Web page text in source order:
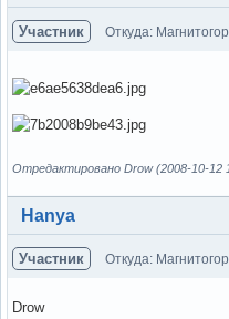
Участник Откуда:
Отредактировано Drow (2008-10-12
Вне форума
Hanya
Участник Откуда:
Drow